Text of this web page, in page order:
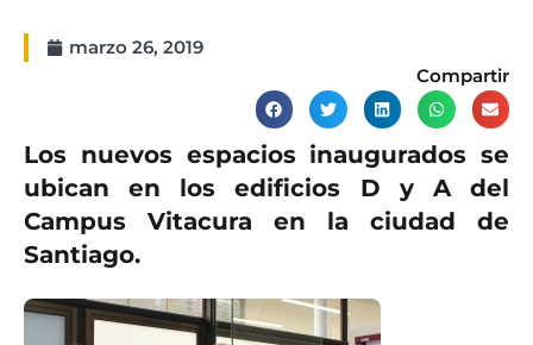
marzo 26, 2019
Compartir
Los nuevos espacios inaugurados se
ubican en los edificios D y A del
Campus Vitacura en la ciudad de
Santiago.